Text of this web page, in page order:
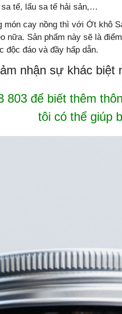
tế, lẩu sa tế hải sản,…
món cay nồng thì với Ớt khô
nữa. Sản phẩm này sẽ là
độc đáo và đầy hấp dẫn.
nhận sự khác biệt
803 để biết thêm
tôi có thể giúp